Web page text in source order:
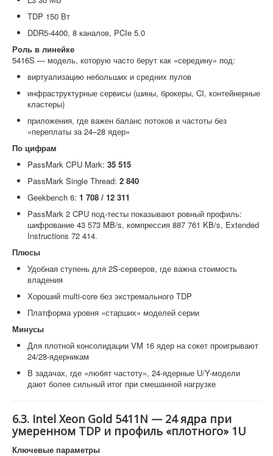
TDP 150 Вт
DDR5-4400, 8 каналов, PCIe 5.0
Роль в линейке
5416S — модель, которую часто берут как «середину» под:
виртуализацию небольших и средних пулов
инфраструктурные сервисы (шины, брокеры, CI, контейнерные
кластеры)
приложения, где важен баланс потоков и частоты без
«переплаты за 24–28 ядер»
По цифрам
PassMark CPU Mark: 35 515
PassMark Single Thread: 2 840
Geekbench 6: 1 708 / 12 311
PassMark 2 CPU под-тесты показывают ровный профиль:
шифрование 43 573 MB/s, компрессия 887 761 KB/s, Extended
Instructions 72 414.
Плюсы
Удобная ступень для 2S-серверов, где важна стоимость
владения
Хороший multi-core без экстремального TDP
Платформа уровня «старших» моделей серии
Минусы
Для плотной консолидации VM 16 ядер на сокет проигрывают
24/28-ядерникам
В задачах, где «любят частоту», 24-ядерные U/Y-модели
дают более сильный итог при смешанной нагрузке
6.3. Intel Xeon Gold 5411N — 24 ядра при
умеренном TDP и профиль «плотного» 1U
Ключевые параметры